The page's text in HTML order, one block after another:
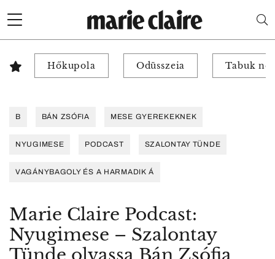
Hőkupola Odüsszeia Tabuk
B BÁN ZSÓFIA MESE GYEREKEKNEK
NYUGIMESE PODCAST SZALONTAY TÜNDE
VAGÁNYBAGOLY ÉS A HARMADIK Á
Marie Claire Podcast:
Nyugimese – Szalontay